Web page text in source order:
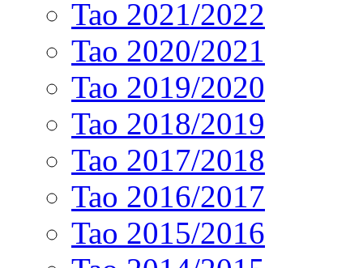
Tao 2021/2022
Tao 2020/2021
Tao 2019/2020
Tao 2018/2019
Tao 2017/2018
Tao 2016/2017
Tao 2015/2016